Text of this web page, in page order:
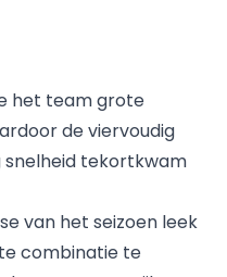
het team grote
de viervoudig
tekortkwam
van het seizoen leek
combinatie te